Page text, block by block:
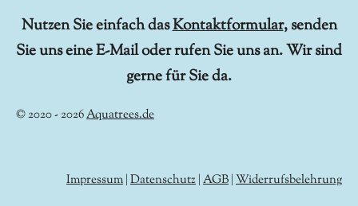
Nutzen Sie einfach dasKontaktformular, senden
Sie uns eine E-Mail oder rufen Sie uns an. Wir sind
gerne für Sie da.
© 2020 - 2026Aquatrees.de
Impressum Datenschutz AGB Widerrufsbelehrung